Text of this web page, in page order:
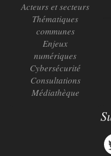
Acteurs et secteurs
Thématiques
communes
Enjeux
numériques
Cybersécurité
Consultations
Médiathèque